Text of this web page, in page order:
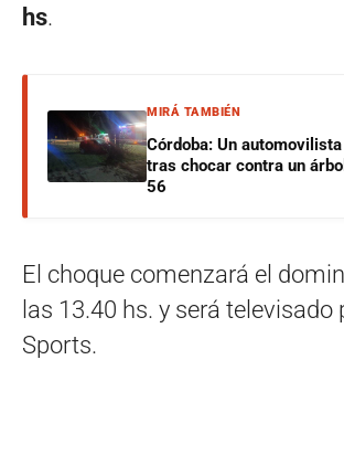
hs.
MIRÁ TAMBIÉN
Córdoba: Un
tras chocar contra un
56
El choque comenzará el
las 13.40 hs. y será televisado
Sports.